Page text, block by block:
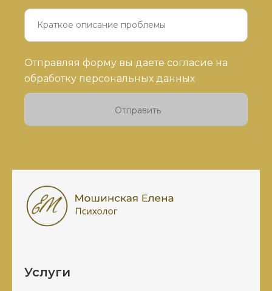
Оставьте
это
поле
Отправляя форму вы даете согласие на
обработку персональных данных
Услуги